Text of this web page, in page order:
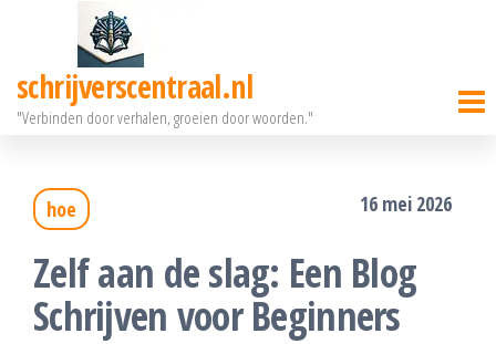
deschrijverscentraal.nl
"Verbinden door verhalen, groeien door woorden."
hoe 16 mei 2026
Zelf aan de slag: Een Blog
Schrijven voor Beginners